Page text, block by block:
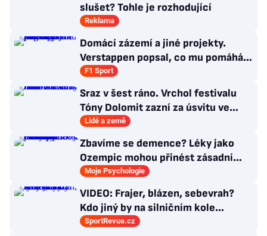
slušet? Tohle je rozhodující
Reklama
Domácí zázemí a jiné projekty.
Verstappen popsal, co mu pomáhá
se soustředit na závodění
F1 Sport
Sraz v šest ráno. Vrchol festivalu
Tóny Dolomit zazní za úsvitu ve
3000 metrech
Lidé a země
Zbavíme se demence? Léky jako
Ozempic mohou přinést zásadní
průlom v léčbě Alzheimerovy
Moje Psychologie
VIDEO: Frajer, blázen, sebevrah?
Kdo jiný by na silničním kole
dokázal tyhle triky?
SportRevue.cz